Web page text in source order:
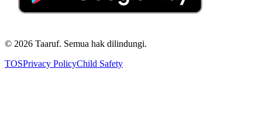
© 2026 Taaruf. Semua hak dilindungi.
TOSPrivacy PolicyChild Safety